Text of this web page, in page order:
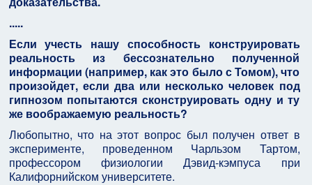
.....
Если учесть нашу способность конструировать
реальность из бессознательно полученной
информации (например, как это было с Томом), что
произойдет, если два или несколько человек под
гипнозом попытаются сконструировать одну и ту
же воображаемую реальность?
Любопытно, что на этот вопрос был получен ответ в
эксперименте, проведенном Чарльзом Тартом,
профессором физиологии Дэвид-кэмпуса при
Калифорнийском университете.